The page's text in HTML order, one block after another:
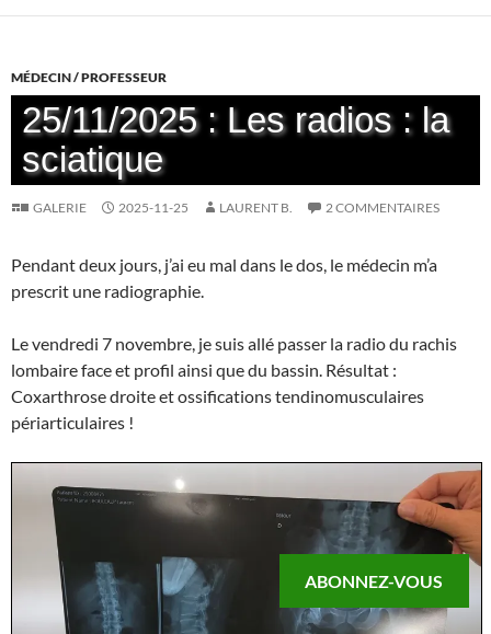
MÉDECIN / PROFESSEUR
25/11/2025 : Les radios : la
sciatique
GALERIE 2025-11-25 LAURENT B. 2 COMMENTAIRES
Pendant deux jours, j’ai eu mal dans le dos, le médecin m’a
prescrit une radiographie.
Le vendredi 7 novembre, je suis allé passer la radio du rachis
lombaire face et profil ainsi que du bassin. Résultat :
Coxarthrose droite et ossifications tendinomusculaires
périarticulaires !
ABONNEZ-VOUS